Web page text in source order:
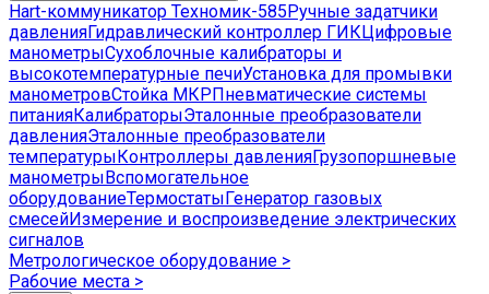
Hart-коммуникатор Техномик-585 Ручные задатчики
давленияГидравлический контроллер ГИКЦифровые
манометрыСухоблочные калибраторы и
высокотемпературные печиУстановка для промывки
манометровСтойка МКР Пневматические системы
питанияКалибраторыЭталонные преобразователи
давленияЭталонные преобразователи
температуры Контроллеры давленияГрузопоршневые
манометры Вспомогательное
оборудованиеТермостаты Генератор газовых
смесейИзмерение и воспроизведение электрических
сигналов
Метрологическое оборудование >
Рабочие места >